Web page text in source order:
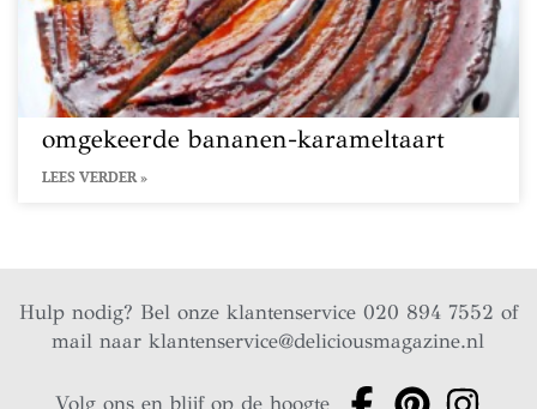
omgekeerde bananen-karameltaart
LEES VERDER »
Hulp nodig? Bel onze klantenservice 020 894 7552 of
mail naarklantenservice@deliciousmagazine.nl
Volg ons en blijf op de hoogte